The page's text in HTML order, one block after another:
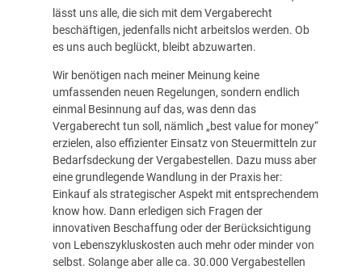
lässt uns alle, die sich mit dem Vergaberecht
beschäftigen, jedenfalls nicht arbeitslos werden. Ob
es uns auch beglückt, bleibt abzuwarten.
Wir benötigen nach meiner Meinung keine
umfassenden neuen Regelungen, sondern endlich
einmal Besinnung auf das, was denn das
Vergaberecht tun soll, nämlich „best value for money“
erzielen, also effizienter Einsatz von Steuermitteln zur
Bedarfsdeckung der Vergabestellen. Dazu muss aber
eine grundlegende Wandlung in der Praxis her:
Einkauf als strategischer Aspekt mit entsprechendem
know how. Dann erledigen sich Fragen der
innovativen Beschaffung oder der Berücksichtigung
von Lebenszykluskosten auch mehr oder minder von
selbst. Solange aber alle ca. 30.000 Vergabestellen